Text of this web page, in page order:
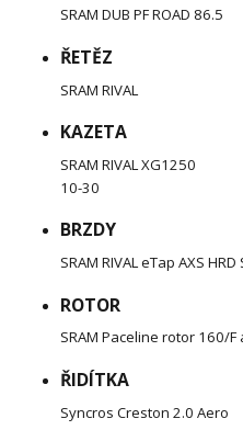
SRAM DUB PF ROAD 86.5
ŘETĚZ
SRAM RIVAL
KAZETA
SRAM RIVAL XG1250
10-30
BRZDY
SRAM RIVAL eTap AXS
ROTOR
SRAM Paceline rotor 160/
ŘIDÍTKA
Syncros Creston 2.0 Aero